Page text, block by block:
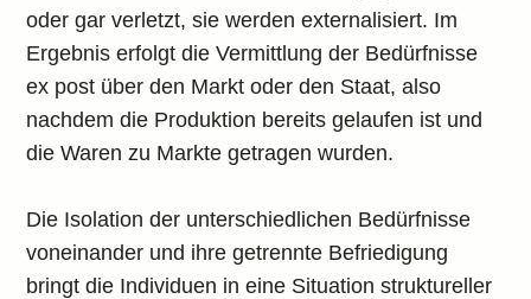
oder gar verletzt, sie werden externalisiert. Im
Ergebnis erfolgt die Vermittlung der Bedürfnisse
ex post über den Markt oder den Staat, also
nachdem die Produktion bereits gelaufen ist und
die Waren zu Markte getragen wurden.
Die Isolation der unterschiedlichen Bedürfnisse
voneinander und ihre getrennte Befriedigung
bringt die Individuen in eine Situation struktureller